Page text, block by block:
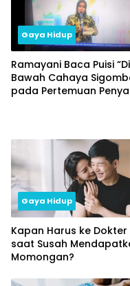
Gaya Hidup
Ramayani Baca Puisi “Di
Bawah Cahaya
pada Pertemuan
Gaya Hidup
Kapan Harus ke Dokter
saat Susah
Momongan?